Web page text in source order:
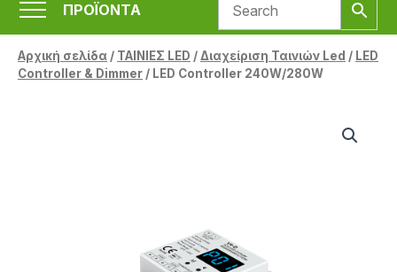
ΠΡΟΪΟΝΤΑ
Αρχική σελίδα/ ΤΑΙΝΙΕΣ LED /Διαχείριση Ταινιών Led / LED
Controller & Dimmer/ LED Controller 240W/280W